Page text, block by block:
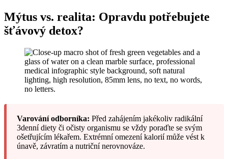
Mýtus vs. realita: Opravdu potřebujete
šťávový detox?
Varování odborníka: Před zahájením jakékoliv radikální
3denní diety či očisty organismu se vždy poraďte se svým
ošetřujícím lékařem. Extrémní omezení kalorií může vést k
únavě, závratím a nutriční nerovnováze.